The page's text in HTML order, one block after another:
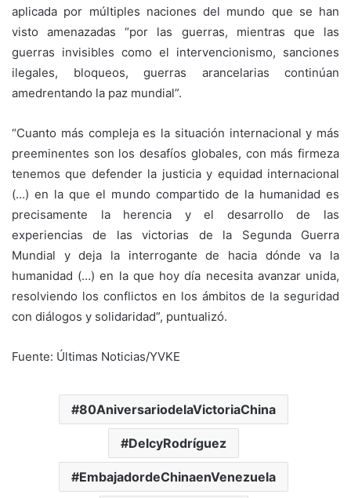
aplicada por múltiples naciones del mundo que se han
visto amenazadas “por las guerras, mientras que las
guerras invisibles como el intervencionismo, sanciones
ilegales, bloqueos, guerras arancelarias continúan
amedrentando la paz mundial”.
“Cuanto más compleja es la situación internacional y más
preeminentes son los desafíos globales, con más firmeza
tenemos que defender la justicia y equidad internacional
(…) en la que el mundo compartido de la humanidad es
precisamente la herencia y el desarrollo de las
experiencias de las victorias de la Segunda Guerra
Mundial y deja la interrogante de hacia dónde va la
humanidad (…) en la que hoy día necesita avanzar unida,
resolviendo los conflictos en los ámbitos de la seguridad
con diálogos y solidaridad”, puntualizó.
Fuente: Últimas Noticias/YVKE
80AniversariodelaVictoriaChina
DelcyRodríguez
EmbajadordeChinaenVenezuela